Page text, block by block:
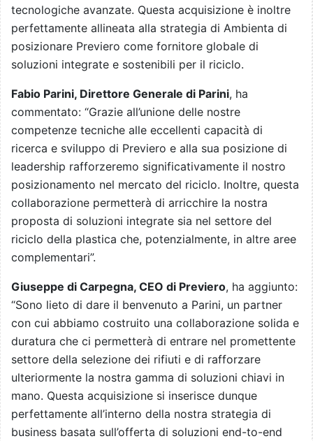
tecnologiche avanzate. Questa acquisizione è inoltre
perfettamente allineata alla strategia di Ambienta di
posizionare Previero come fornitore globale di
soluzioni integrate e sostenibili per il riciclo.
Fabio Parini, Direttore Generale di Parini, ha
commentato: “Grazie all’unione delle nostre
competenze tecniche alle eccellenti capacità di
ricerca e sviluppo di Previero e alla sua posizione di
leadership rafforzeremo significativamente il nostro
posizionamento nel mercato del riciclo. Inoltre, questa
collaborazione permetterà di arricchire la nostra
proposta di soluzioni integrate sia nel settore del
riciclo della plastica che, potenzialmente, in altre aree
complementari”.
Giuseppe di Carpegna, CEO di Previero, ha aggiunto:
“Sono lieto di dare il benvenuto a Parini, un partner
con cui abbiamo costruito una collaborazione solida e
duratura che ci permetterà di entrare nel promettente
settore della selezione dei rifiuti e di rafforzare
ulteriormente la nostra gamma di soluzioni chiavi in
mano. Questa acquisizione si inserisce dunque
perfettamente all’interno della nostra strategia di
business basata sull’offerta di soluzioni end-to-end